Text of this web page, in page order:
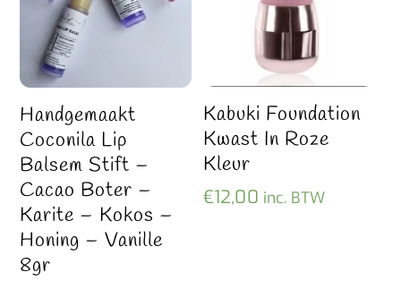
Handgemaakt
Coconila Lip
Balsem Stift –
Cacao Boter –
Karite – Kokos –
Honing – Vanille
8gr
Kabuki Foundation
Kwast In Roze
Kleur
€12,00 inc. BTW